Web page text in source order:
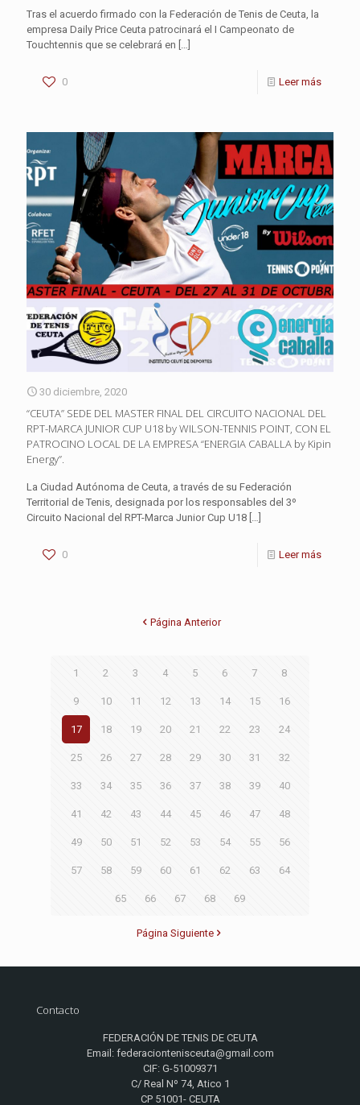
Tras el acuerdo firmado con la Federación de Tenis de Ceuta, la
empresa Daily Price Ceuta patrocinará el I Campeonato de
Touchtennis que se celebrará en […]
0 Leer más
30 diciembre, 2020
“CEUTA” SEDE DEL MASTER FINAL DEL CIRCUITO NACIONAL DEL
RPT-MARCA JUNIOR CUP U18 by WILSON-TENNIS POINT, CON EL
PATROCINO LOCAL DE LA EMPRESA “ENERGIA CABALLA by Kipin
Energy”.
La Ciudad Autónoma de Ceuta, a través de su Federación
Territorial de Tenis, designada por los responsables del 3º
Circuito Nacional del RPT-Marca Junior Cup U18 […]
0 Leer más
Página Anterior
1 2 3 4 5 6 7 8
9 10 11 12 13 14 15 16
17 18 19 20 21 22 23 24
25 26 27 28 29 30 31 32
33 34 35 36 37 38 39 40
41 42 43 44 45 46 47 48
49 50 51 52 53 54 55 56
57 58 59 60 61 62 63 64
65 66 67 68 69
Página Siguiente
Contacto
FEDERACIÓN DE TENIS DE CEUTA
Email: federaciontenisceuta@gmail.com
CIF: G-51009371
C/ Real Nº 74, Atico 1
CP 51001- CEUTA